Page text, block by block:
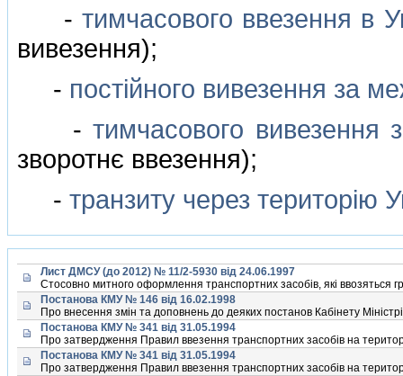
- тимчасового ввезення в
вивезення);
- постiйного вивезення за
-тимчасового вивезення
зворотнє ввезення);
- транзиту через територiю
Лист ДМСУ (до 2012) № 11/2-5930 від 24.06.1997
Стосовно митного оформлення транспортних засобiв, якi ввозяться
Постанова КМУ № 146 від 16.02.1998
Про внесення змiн та доповнень до деяких постанов Кабiнету
Постанова КМУ № 341 від 31.05.1994
Про затвердження Правил ввезення транспортних засобів на
Постанова КМУ № 341 від 31.05.1994
Про затвердження Правил ввезення транспортних засобів на